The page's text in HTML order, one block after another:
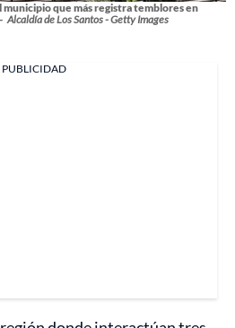
municipio que más registra temblores en
Alcaldía de Los Santos - Getty Images
PUBLICIDAD